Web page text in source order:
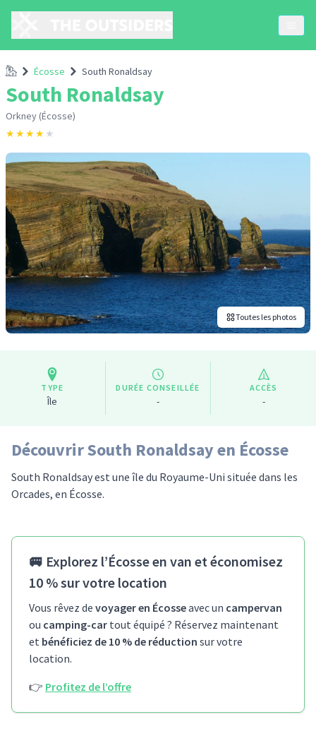
AccueilÉcosse South Ronaldsay
South Ronaldsay
Orkney (Écosse)
★★★★ ★
Toutes les photos
TYPE
Île
DURÉE CONSEILLÉE
-
ACCÈS
-
Découvrir South Ronaldsay en Écosse
South Ronaldsay est une île du Royaume-Uni située dans les
Orcades, en Écosse.
🚐 Explorez l’Écosse en van et économisez
10 % sur votre location
Vous rêvez de voyager en Écosseavec un campervan
ou camping-car tout équipé ? Réservez maintenant
et bénéficiez de 10 % de réduction sur votre
location.
👉 Profitez de l’offre